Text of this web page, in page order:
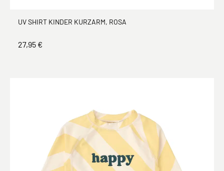
UV SHIRT KINDER KURZARM, ROSA
27,95 €